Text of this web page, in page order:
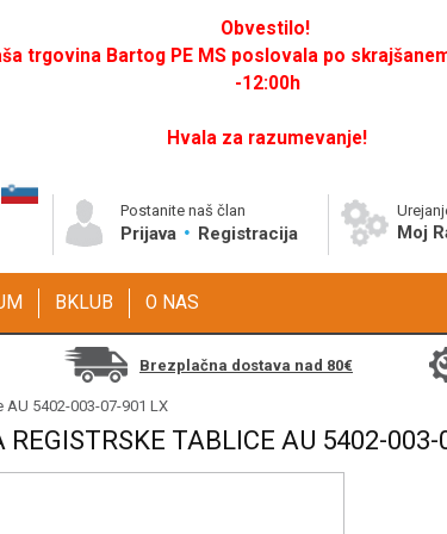
Obvestilo!
trgovina Bartog PE MS poslovala po
-12:00h
Hvala za razumevanje!
Postanite naš član
Prijava Registracija Moj
BKLUB O NAS
Brezplačna dostava nad 80€
5402-003-07-901 LX
REGISTRSKE TABLICE AU 5402-